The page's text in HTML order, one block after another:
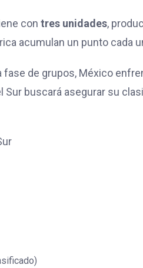
con tres unidades,
acumulan un punto cada
fase de grupos, México
Sur buscará asegurar su